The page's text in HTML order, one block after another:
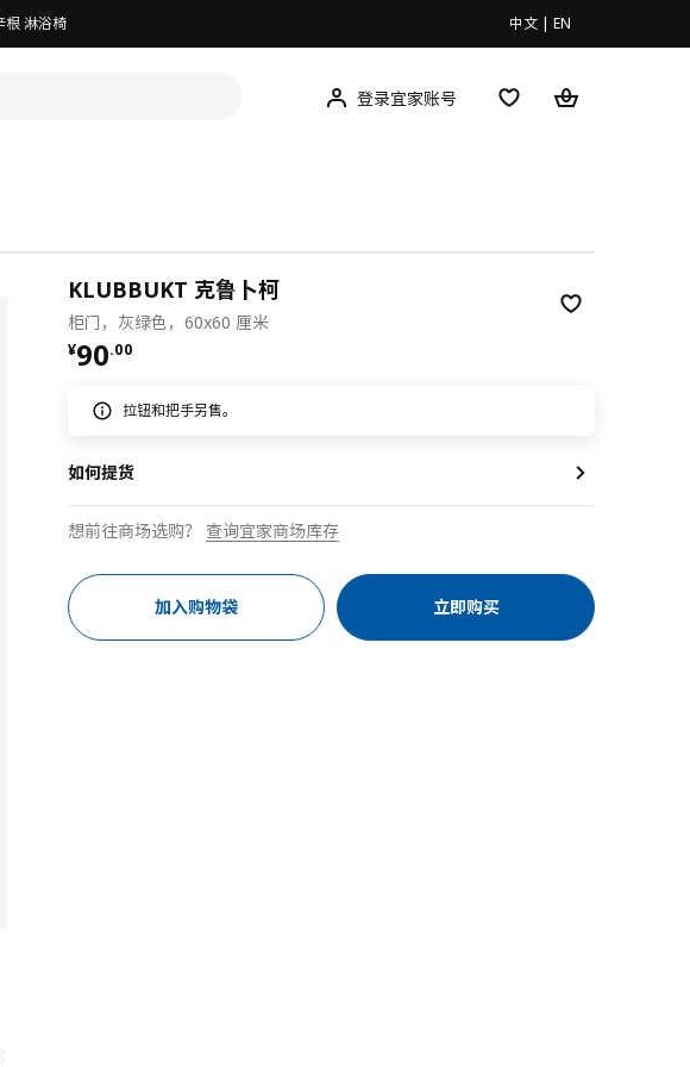
中文 | EN
登录宜家账号
KLUBBUKT 克鲁卜柯
柜门，灰绿色，60x60 厘米
¥90.00
¥ 90.00
拉钮和把手另售。
如何提货
想前往商场选购？ 查询宜家商场库存
加入购物袋 立即购买